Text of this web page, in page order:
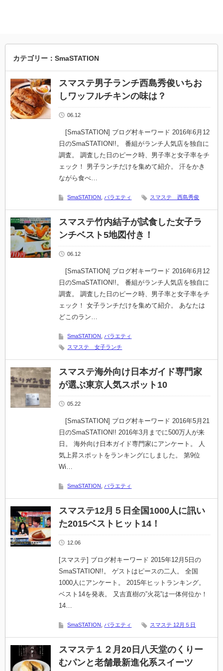
カテゴリー：SmaSTATION
スマステ男子ランチ西島秀俊いちお
しワッフルチキンの味は？
06.12
[SmaSTATION] ブログ村キーワード 2016年6月12
日のSmaSTATION!!。 番組がランチ人気店を独自に
調査。 調査した日のピーク時、男子率と女子率をチ
ェック！ 男子ランチだけを集めて紹介。 汗をかき
ながら食べ…
SmaSTATION バラエティ スマステ 西島秀俊
スマステ竹内結子が試食した女子ラ
ンチベスト5地図付き！
06.12
[SmaSTATION] ブログ村キーワード 2016年6月12
日のSmaSTATION!!。 番組がランチ人気店を独自に
調査。 調査した日のピーク時、男子率と女子率をチ
ェック！ 女子ランチだけを集めて紹介。 あなたは
どこのラン…
SmaSTATION
バラエティ
スマステ 女子ランチ
スマステ海外向け日本ガイド専門家
が選ぶ東京人気スポット10
05.22
[SmaSTATION] ブログ村キーワード 2016年5月21
日のSmaSTATION!! 2016年3月までに500万人が来
日。 海外向け日本ガイド専門家にアンケート。 人
気上昇スポットをランキングにしました。 第9位
Wi…
SmaSTATION バラエティ
スマステ12月５日全国1000人に訊い
た2015ベストヒット14！
12.06
[スマステ] ブログ村キーワード 2015年12月5日の
SmaSTATION!!。 ゲストはピースの二人。 全国
1000人にアンケート。 2015年ヒットランキング。
ベスト14を発表。 又吉直樹の”火花”は一体何位か！
14…
SmaSTATION バラエティ スマステ 12月５日
スマステ１２月20日八天堂のくりー
むパンと老舗最新進化系スイーツ